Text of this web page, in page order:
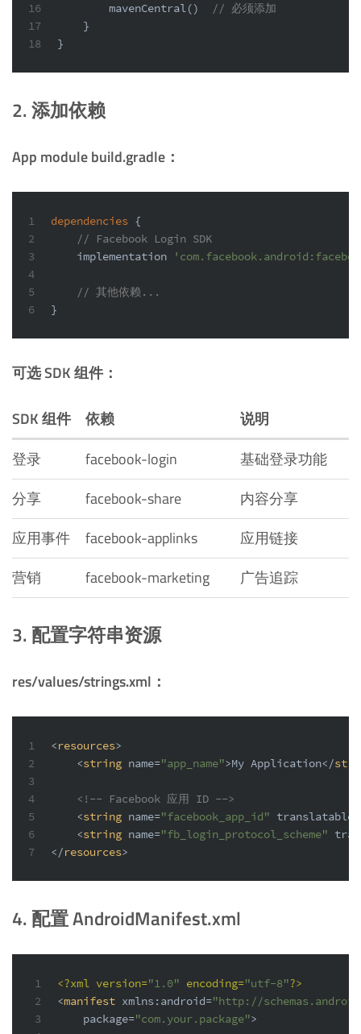
16
17
18
        mavenCentral()
// 必须添加
    }
}
2. 添加依赖
App module build.gradle：
1
2
3
4
5
6
dependencies {
// Facebook Login SDK
    implementation
// 其他依赖...
}
可选 SDK 组件：
SDK 组件 依赖
说明
登录
facebook-login
基础登录功能
分享
facebook-share
内容分享
应用事件
facebook-applinks
应用链接
营销
facebook-marketing 广告追踪
3. 配置字符串资源
res/values/strings.xml：
1
2
3
4
5
6
7
<resources>
<string name="app_name">My Application</
<!-- Facebook 应用 ID -->
<string name="facebook_app_id" translatable
<string name="fb_login_protocol_scheme"
</resources>
4. 配置 AndroidManifest.xml
1
2
3
<?xml version="1.0" encoding="utf-8"?>
<manifest xmlns:android="http://
package="com.your.package">